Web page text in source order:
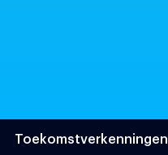
Toekomstverkenningen